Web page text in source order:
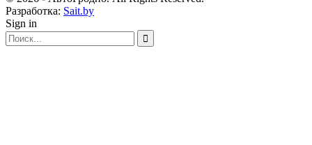
Разработка: Sait.by
Sign in